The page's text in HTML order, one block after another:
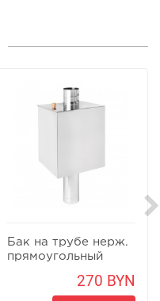
Бак на трубе нерж.
прямоугольный
270 BYN